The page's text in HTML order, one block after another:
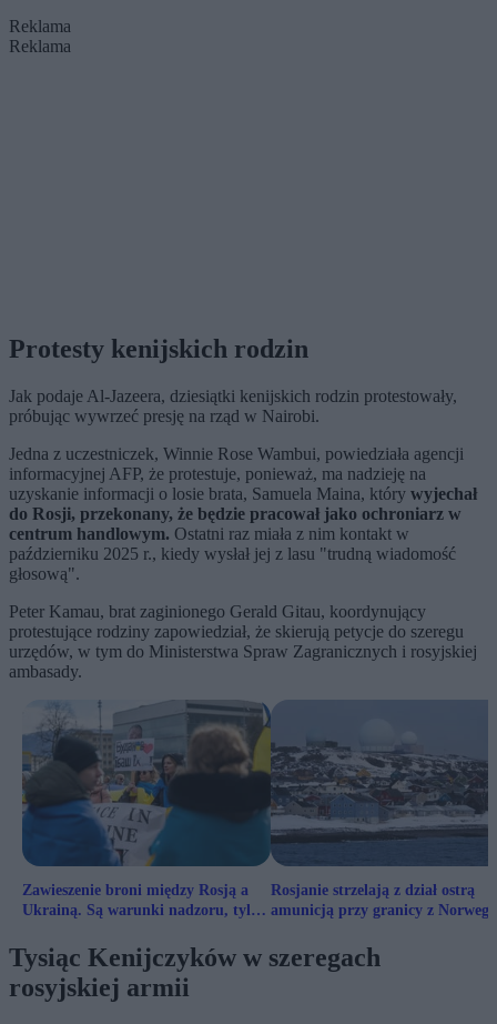
Reklama
Reklama
Protesty kenijskich rodzin
Jak podaje Al-Jazeera, dziesiątki kenijskich rodzin protestowały,
próbując wywrzeć presję na rząd w Nairobi.
Jedna z uczestniczek, Winnie Rose Wambui, powiedziała agencji
informacyjnej AFP, że protestuje, ponieważ, ma nadzieję na
uzyskanie informacji o losie brata, Samuela Maina, który wyjechał
do Rosji, przekonany, że będzie pracował jako ochroniarz w
centrum handlowym. Ostatni raz miała z nim kontakt w
październiku 2025 r., kiedy wysłał jej z lasu "trudną wiadomość
głosową".
Peter Kamau, brat zaginionego Gerald Gitau, koordynujący
protestujące rodziny zapowiedział, że skierują petycje do szeregu
urzędów, w tym do Ministerstwa Spraw Zagranicznych i rosyjskiej
ambasady.
Zawieszenie broni między Rosją a
Ukrainą. Są warunki nadzoru, tylko
Rosjanie strzelają z dział ostrą
amunicją przy granicy z
Tysiąc Kenijczyków w szeregach
rosyjskiej armii